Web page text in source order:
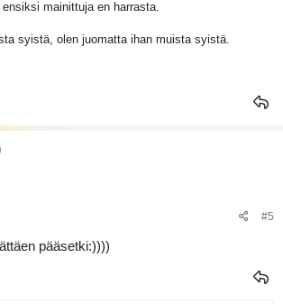
mainittuja en harrasta.
syistä, olen juomatta ihan muista syistä.
#5
pääsetki:))))